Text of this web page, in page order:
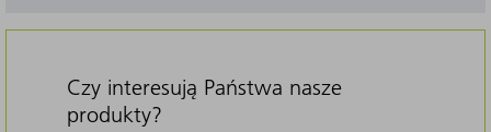
Czy interesują Państwa nasze
produkty?